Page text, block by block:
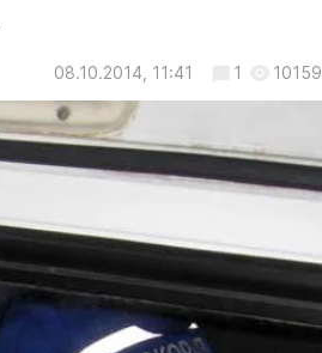
08.10.2014, 11:41 1 10159